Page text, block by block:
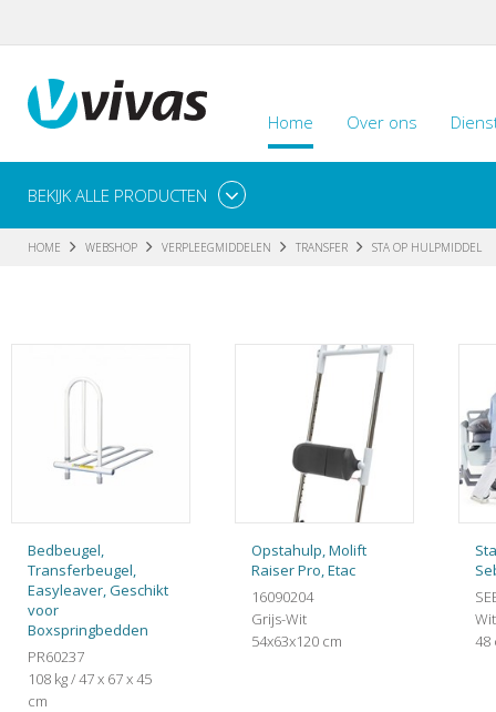
Home Over ons
BEKIJK ALLE PRODUCTEN
HOME WEBSHOP VERPLEEGMIDDELEN TRANSFER STA OP HULPMIDDEL
Bedbeugel,
Transferbeugel,
Easyleaver, Geschikt
voor
Boxspringbedden
PR60237
108 kg / 47 x 67 x 45
cm
Opstahulp, Molift
Raiser Pro, Etac
16090204
Grijs-Wit
54x63x120 cm
Wit
48